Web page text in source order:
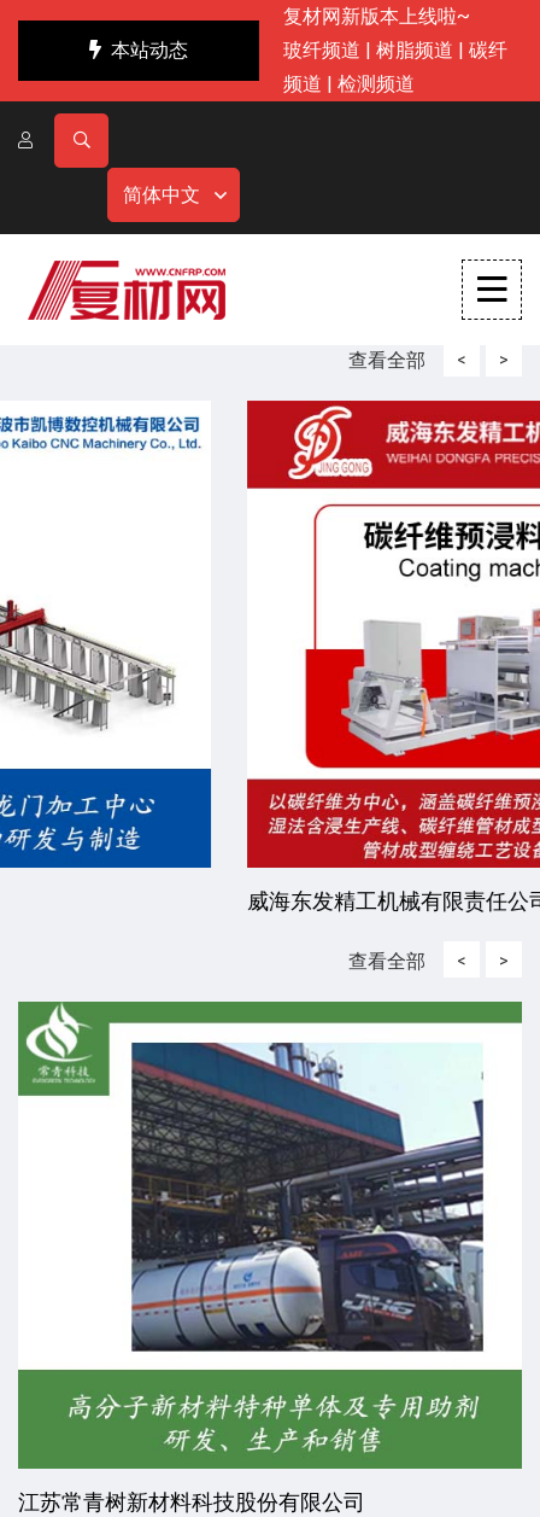
本站动态
复材网新版本上线啦~
玻纤频道 | 树脂频道 | 碳纤
频道 | 检测频道
简体中文
查看全部 <
威海东发精工机械有限责任公司
>
查看全部 <
杭州昕劲复材科技有限公司
>